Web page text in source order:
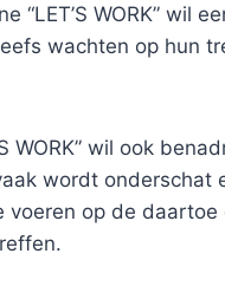
“LET’S WORK”
wachten op hun
WORK” wil ook
wordt onderschat
voeren op de